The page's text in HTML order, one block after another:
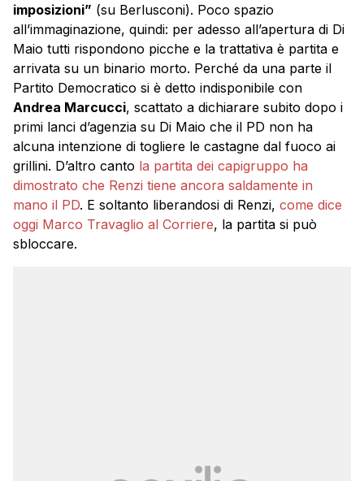
imposizioni” (su Berlusconi). Poco spazio
all’immaginazione, quindi: per adesso all’apertura di Di
Maio tutti rispondono picche e la trattativa è partita e
arrivata su un binario morto. Perché da una parte il
Partito Democratico si è detto indisponibile con
Andrea Marcucci, scattato a dichiarare subito dopo i
primi lanci d’agenzia su Di Maio che il PD non ha
alcuna intenzione di togliere le castagne dal fuoco ai
grillini. D’altro canto la partita dei capigruppo ha
dimostrato che Renzi tiene ancora saldamente in
mano il PD. E soltanto liberandosi di Renzi, come dice
oggi Marco Travaglio al Corriere, la partita si può
sbloccare.